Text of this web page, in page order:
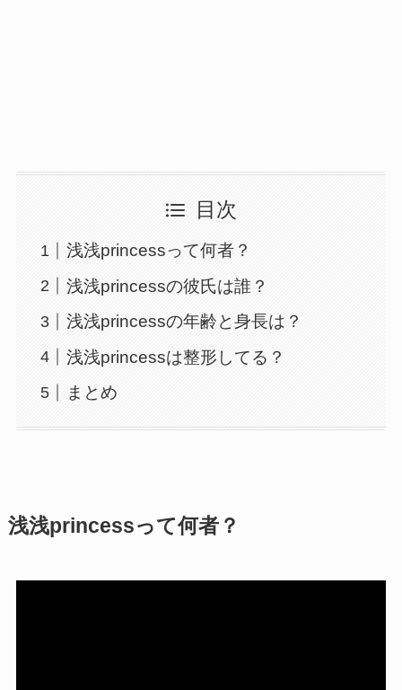
目次
浅浅princessって何者？
浅浅princessの彼氏は誰？
浅浅princessの年齢と身長は？
浅浅princessは整形してる？
まとめ
浅浅princessって何者？